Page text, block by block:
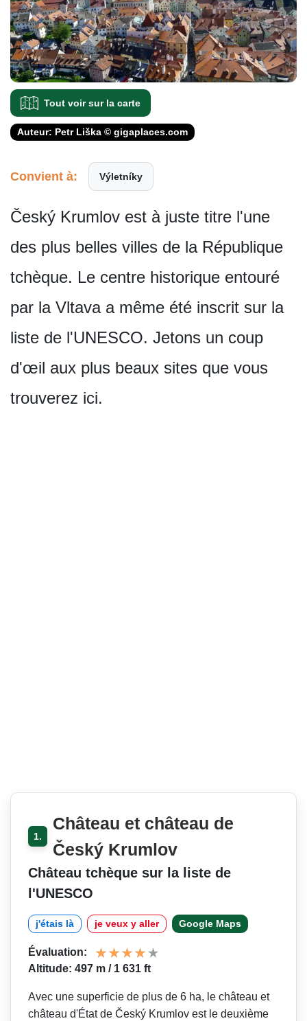
Tout voir sur la carte
Auteur: Petr Liška © gigaplaces.com
Convient à: Výletníky
Český Krumlov est à juste titre l'une
des plus belles villes de la République
tchèque. Le centre historique entouré
par la Vltava a même été inscrit sur la
liste de l'UNESCO. Jetons un coup
d'œil aux plus beaux sites que vous
trouverez ici.
1.
Château et château de
Český Krumlov
Château tchèque sur la liste de
l'UNESCO
j'étais là je veux y aller Google Maps
Évaluation:
Altitude: 497 m / 1 631 ft
Avec une superficie de plus de 6 ha, le château et
château d'État de Český Krumlov est le deuxième